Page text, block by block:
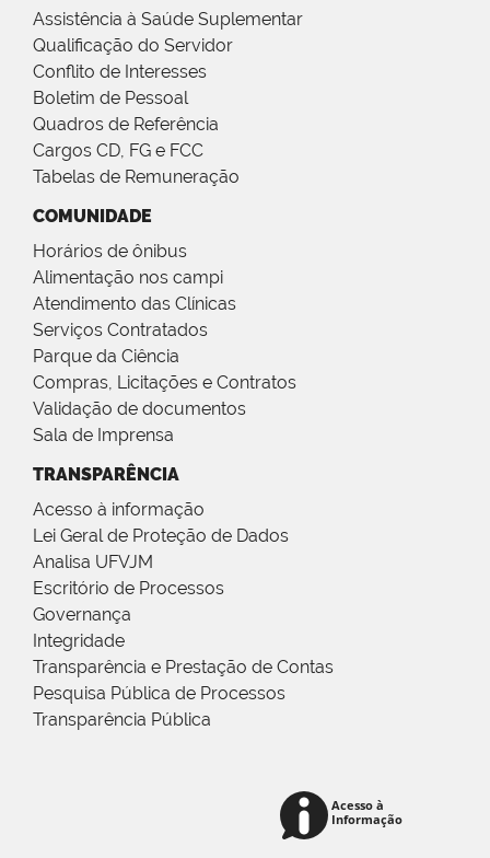
Assistência à Saúde Suplementar
Qualificação do Servidor
Conflito de Interesses
Boletim de Pessoal
Quadros de Referência
Cargos CD, FG e FCC
Tabelas de Remuneração
COMUNIDADE
Horários de ônibus
Alimentação nos campi
Atendimento das Clínicas
Serviços Contratados
Parque da Ciência
Compras, Licitações e Contratos
Validação de documentos
Sala de Imprensa
TRANSPARÊNCIA
Acesso à informação
Lei Geral de Proteção de Dados
Analisa UFVJM
Escritório de Processos
Governança
Integridade
Transparência e Prestação de Contas
Pesquisa Pública de Processos
Transparência Pública